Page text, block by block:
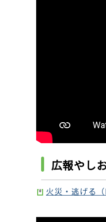
広報やし
火災・逃げる（